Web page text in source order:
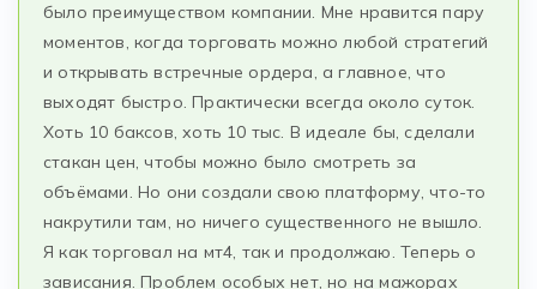
было преимуществом компании. Мне нравится пару
моментов, когда торговать можно любой стратегий
и открывать встречные ордера, а главное, что
выходят быстро. Практически всегда около суток.
Хоть 10 баксов, хоть 10 тыс. В идеале бы, сделали
стакан цен, чтобы можно было смотреть за
объёмами. Но они создали свою платформу, что-то
накрутили там, но ничего существенного не вышло.
Я как торговал на мт4, так и продолжаю. Теперь о
зависания. Проблем особых нет, но на мажорах